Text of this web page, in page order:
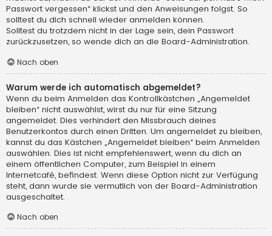
Passwort vergessen“ klickst und den Anweisungen folgst. So
solltest du dich schnell wieder anmelden können.
Solltest du trotzdem nicht in der Lage sein, dein Passwort
zurückzusetzen, so wende dich an die Board-Administration.
Nach oben
Warum werde ich automatisch abgemeldet?
Wenn du beim Anmelden das Kontrollkästchen „Angemeldet
bleiben“ nicht auswählst, wirst du nur für eine Sitzung
angemeldet. Dies verhindert den Missbrauch deines
Benutzerkontos durch einen Dritten. Um angemeldet zu bleiben,
kannst du das Kästchen „Angemeldet bleiben“ beim Anmelden
auswählen. Dies ist nicht empfehlenswert, wenn du dich an
einem öffentlichen Computer, zum Beispiel in einem
Internetcafé, befindest. Wenn diese Option nicht zur Verfügung
steht, dann wurde sie vermutlich von der Board-Administration
ausgeschaltet.
Nach oben